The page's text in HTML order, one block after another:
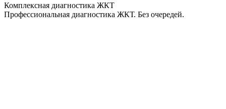
Комплексная диагностика ЖКТ
Профессиональная диагностика ЖКТ. Без очередей.